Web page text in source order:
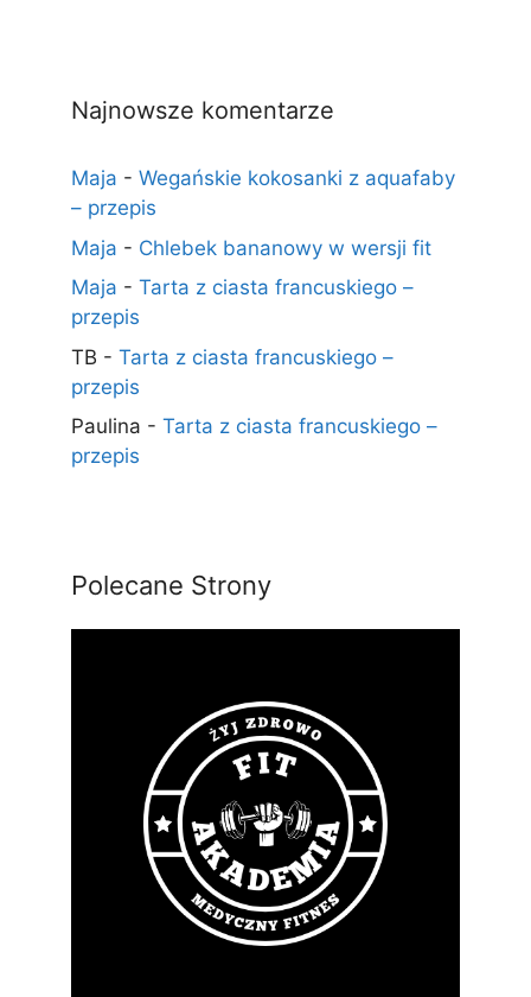
Najnowsze komentarze
Maja - Wegańskie kokosanki z aquafaby
– przepis
Maja - Chlebek bananowy w wersji fit
Maja - Tarta z ciasta francuskiego –
przepis
TB - Tarta z ciasta francuskiego –
przepis
Paulina - Tarta z ciasta francuskiego –
przepis
Polecane Strony